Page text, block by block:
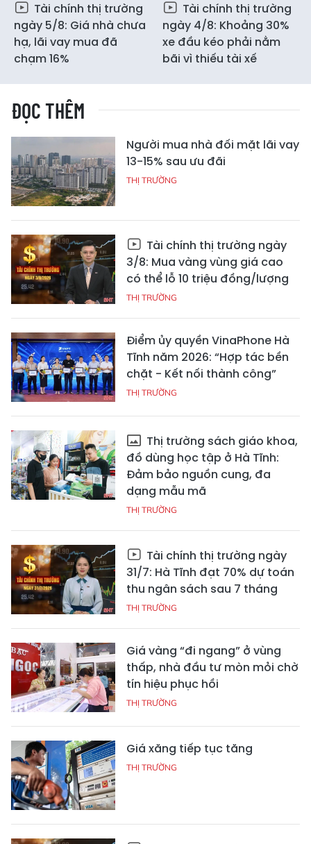
Tài chính thị trường
ngày 5/8: Giá nhà chưa
hạ, lãi vay mua đã
chạm 16%
Tài chính thị trường
ngày 4/8: Khoảng 30%
xe đầu kéo phải nằm
bãi vì thiếu tài xế
ĐỌC THÊM
Người mua nhà đối mặt lãi vay
13-15% sau ưu đãi
THỊ TRƯỜNG
Tài chính thị trường ngày
3/8: Mua vàng vùng giá cao
có thể lỗ 10 triệu đồng/lượng
THỊ TRƯỜNG
Điểm ủy quyền VinaPhone Hà
Tĩnh năm 2026: “Hợp tác bền
chặt - Kết nối thành công”
THỊ TRƯỜNG
Thị trường sách giáo khoa,
đồ dùng học tập ở Hà Tĩnh:
Đảm bảo nguồn cung, đa
dạng mẫu mã
THỊ TRƯỜNG
Tài chính thị trường ngày
31/7: Hà Tĩnh đạt 70% dự toán
thu ngân sách sau 7 tháng
THỊ TRƯỜNG
Giá vàng “đi ngang” ở vùng
thấp, nhà đầu tư mòn mỏi chờ
tín hiệu phục hồi
THỊ TRƯỜNG
Giá xăng tiếp tục tăng
THỊ TRƯỜNG